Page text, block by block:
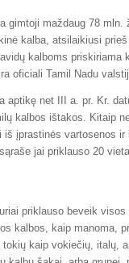
gimtoji maždaug 78
kalba, atsilaikiusi
kalboms
oficiali Tamil Nadu
aptikę net III a. pr. Kr.
kalbos ištakos. Kitaip
iš įprastinės vartosenos
jai priklauso 20
priklauso beveik
kalbos, kaip manoma,
kaip vokiečių, italų,